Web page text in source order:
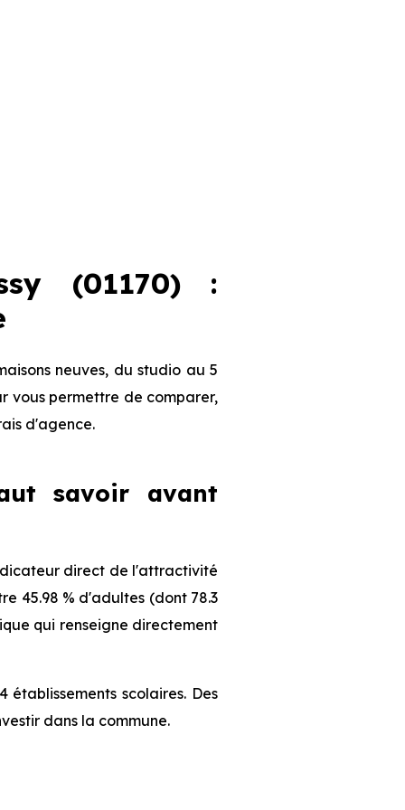
(01170) :
neuves, du studio au 5
vous permettre de comparer,
d'agence.
savoir avant
direct de l'attractivité
45.98 % d'adultes (dont 78.3
qui renseigne directement
établissements scolaires. Des
dans la commune.